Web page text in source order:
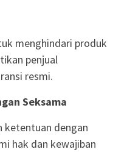
menghindari produk
penjual
resmi.
Seksama
ketentuan dengan
hak dan kewajiban